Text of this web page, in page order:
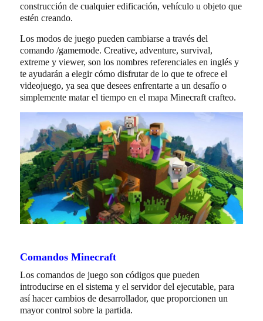
construcción de cualquier edificación, vehículo u objeto que
estén creando.
Los modos de juego pueden cambiarse a través del
comando /gamemode. Creative, adventure, survival,
extreme y viewer, son los nombres referenciales en inglés y
te ayudarán a elegir cómo disfrutar de lo que te ofrece el
videojuego, ya sea que desees enfrentarte a un desafío o
simplemente matar el tiempo en el mapa Minecraft crafteo.
Comandos Minecraft
Los comandos de juego son códigos que pueden
introducirse en el sistema y el servidor del ejecutable, para
así hacer cambios de desarrollador, que proporcionen un
mayor control sobre la partida.